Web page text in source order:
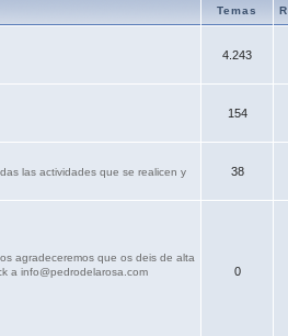
Temas
4.243
154
las actividades que se realicen y
38
agradeceremos que os deis de alta
a info@pedrodelarosa.com
0